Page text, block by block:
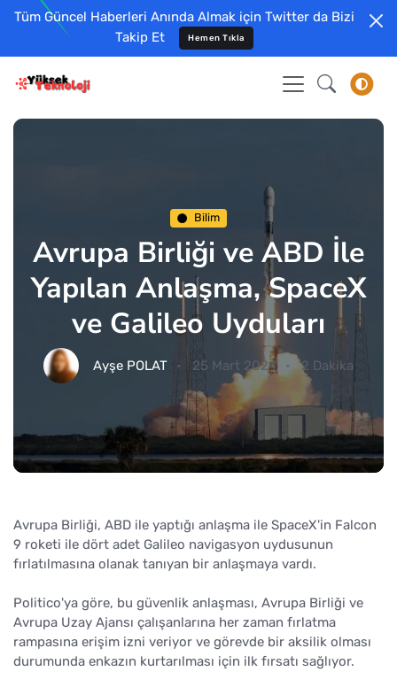
Tüm Güncel Haberleri Anında Almak için Twitter da Bizi
Takip Et
Hemen Tıkla
Bilim
Avrupa Birliği ve ABD İle
Yapılan Anlaşma, SpaceX
ve Galileo Uyduları
Ayşe POLAT 25 Mart 2024 2 Dakika
Avrupa Birliği, ABD ile yaptığı anlaşma ile SpaceX'in Falcon
9 roketi ile dört adet Galileo navigasyon uydusunun
fırlatılmasına olanak tanıyan bir anlaşmaya vardı.
Politico'ya göre, bu güvenlik anlaşması, Avrupa Birliği ve
Avrupa Uzay Ajansı çalışanlarına her zaman fırlatma
rampasına erişim izni veriyor ve görevde bir aksilik olması
durumunda enkazın kurtarılması için ilk fırsatı sağlıyor.